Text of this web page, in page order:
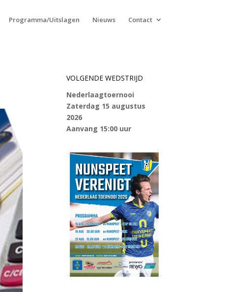
Programma/Uitslagen Nieuws Contact
VOLGENDE WEDSTRIJD
Nederlaagtoernooi
Zaterdag 15 augustus
2026
Aanvang 15:00 uur